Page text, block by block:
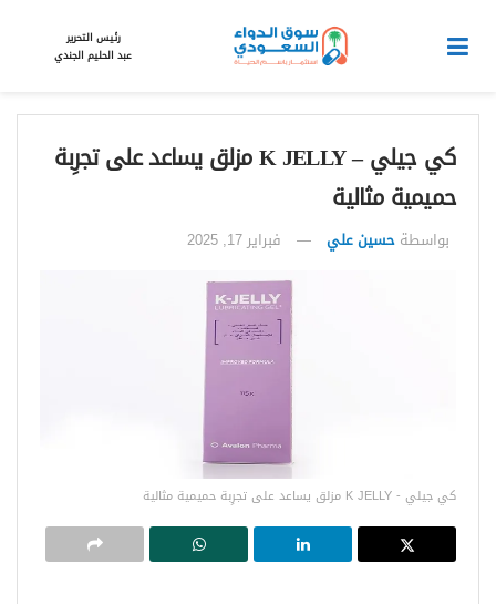
رئيس التحرير
عبد الحليم الجندي
كي جيلي – K JELLY مزلق يساعد على تجرِبة
حميمية مثالية
بواسطة حسين علي فبراير 17, 2025
كي جيلي - K JELLY مزلق يساعد على تجرِبة حميمية مثالية